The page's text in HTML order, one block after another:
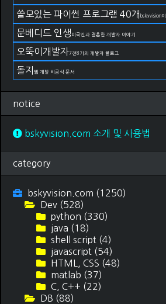
쓸모있는 파이썬 프로그램 40개 bskyvision
문베디드 인생 미국인과 결혼한 개발자 이야기
오뚝이개발자7전8기의 개발자 블로그
돌지 웹 개발 비공식 문서
notice
bskyvision.com 소개 및 사용법
category
bskyvision.com (1250)
Dev (528)
python (330)
java (18)
shell script (4)
javascript (54)
HTML, CSS (48)
matlab (37)
C, C++ (22)
DB (88)